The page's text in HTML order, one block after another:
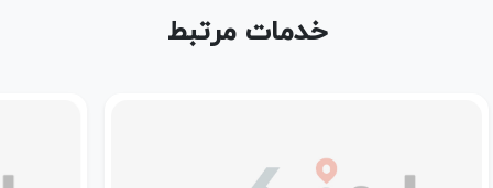
خدمات مرتبط